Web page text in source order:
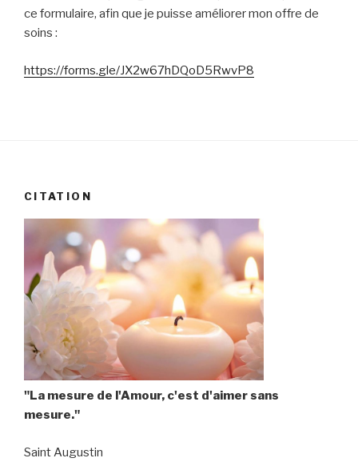
ce formulaire, afin que je puisse améliorer mon offre de
soins :
https://forms.gle/JX2w67hDQoD5RwvP8
CITATION
"La mesure de l'Amour, c'est d'aimer sans
mesure."
Saint Augustin